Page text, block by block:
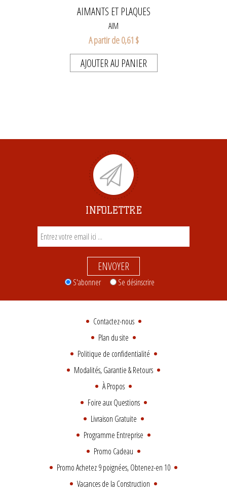
AIMANTS ET PLAQUES
AIM
A partir de 0,61 $
AJOUTER AU PANIER
INFOLETTRE
ENVOYER
S'abonner Se désinscrire
Contactez-nous
Plan du site
Politique de confidentialité
Modalités, Garantie & Retours
À Propos
Foire aux Questions
Livraison Gratuite
Programme Entreprise
Promo Cadeau
Promo Achetez 9 poignées, Obtenez-en 10
Vacances de la Construction